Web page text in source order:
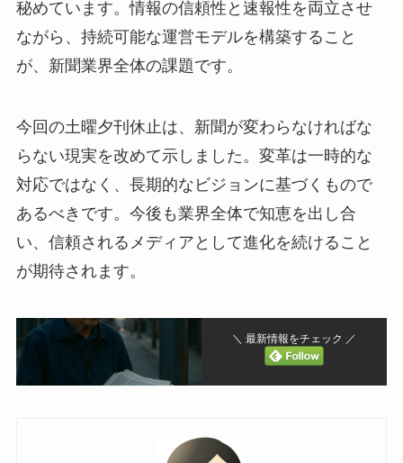
秘めています。情報の信頼性と速報性を両立させ
ながら、持続可能な運営モデルを構築すること
が、新聞業界全体の課題です。
今回の土曜夕刊休止は、新聞が変わらなければな
らない現実を改めて示しました。変革は一時的な
対応ではなく、長期的なビジョンに基づくもので
あるべきです。今後も業界全体で知恵を出し合
い、信頼されるメディアとして進化を続けること
が期待されます。
＼ 最新情報をチェック ／